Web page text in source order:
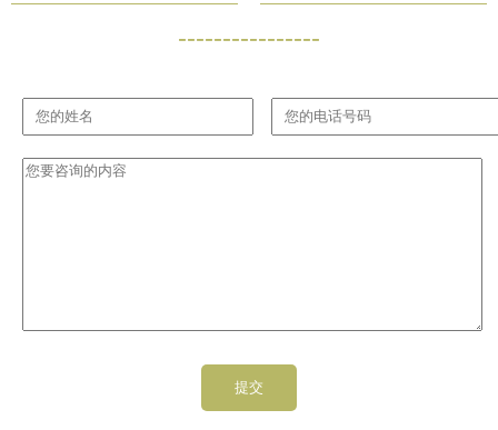
----------------